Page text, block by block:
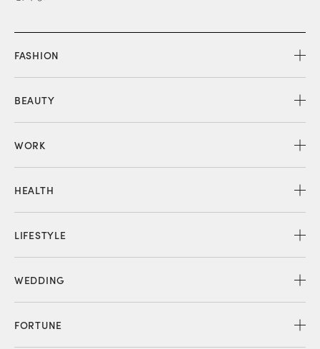
FASHION
BEAUTY
WORK
HEALTH
LIFESTYLE
WEDDING
FORTUNE